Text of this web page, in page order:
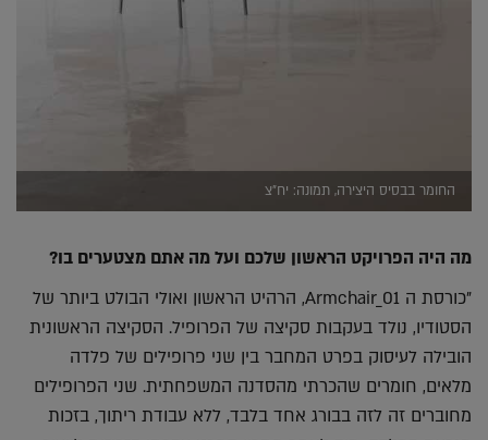
החומר בבסיס היצירה, תמונה: יח"צ
מה היה הפרויקט הראשון שלכם ועל מה אתם מצטערים בו?
"כורסת ה Armchair_01, הרהיט הראשון ואולי הבולט ביותר של
הסטודיו, נולד בעקבות סקיצה של הפרופיל. הסקיצה הראשונית
הובילה לעיסוק בפרט המחבר בין שני פרופילים של פלדה
מלאים, חומרים שהכרתי מהסדנה המשפחתית. שני הפרופילים
מחוברים זה לזה בבורג אחד בלבד, ללא עבודת ריתוך, בזכות